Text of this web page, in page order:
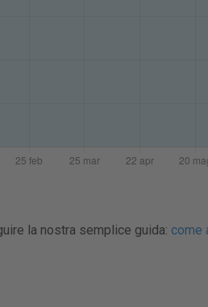
la nostra semplice guida: come